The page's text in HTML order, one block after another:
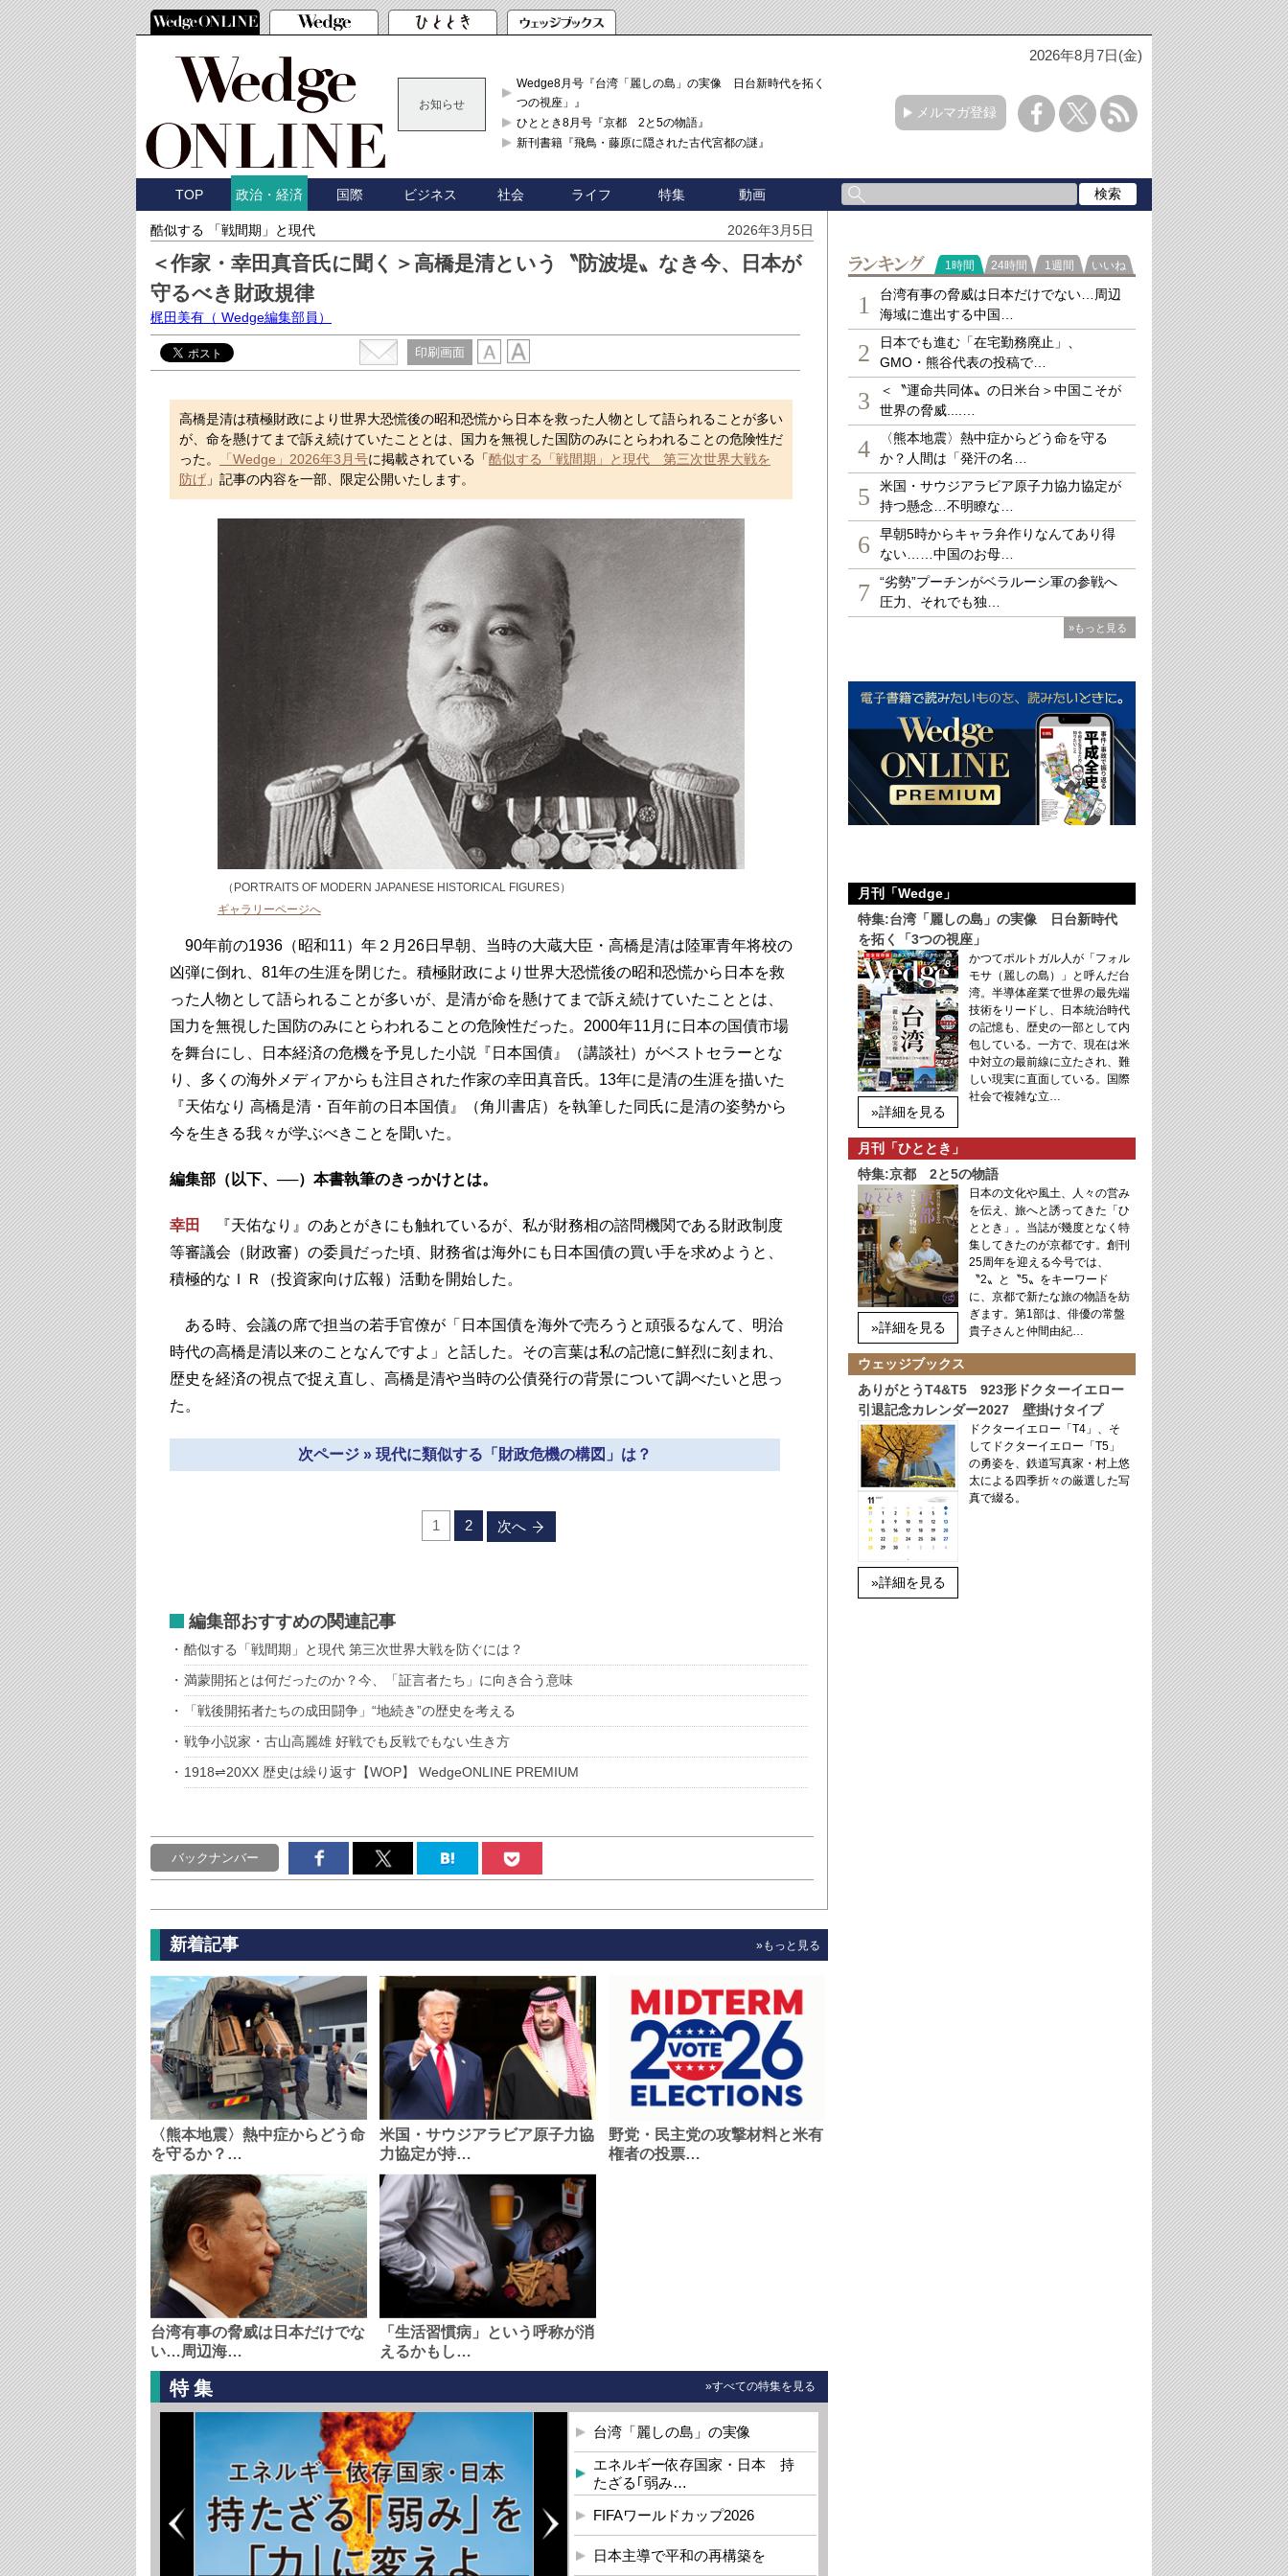
2026年8月7日(金)
お知らせ
Wedge8月号『台湾「麗しの島」の実像 日台新時代を拓く「3
つの視座」』
ひととき8月号『京都 2と5の物語』
新刊書籍『飛鳥・藤原に隠された古代宮都の謎』
メルマガ登録
TOP 政治・経済 国際 ビジネス 社会 ライフ 特集 動画
酷似する 「戦間期」と現代 2026年3月5日
＜作家・幸田真音氏に聞く＞高橋是清という〝防波堤〟なき今、日本が
守るべき財政規律
梶田美有 （ Wedge編集部員）
印刷画面
高橋是清は積極財政により世界大恐慌後の昭和恐慌から日本を救った人物として語られることが多い
が、命を懸けてまで訴え続けていたこととは、国力を無視した国防のみにとらわれることの危険性だ
った。
「Wedge」2026年3月号に掲載されている「酷似する「戦間期」と現代 第三次世界大戦を
防げ 」記事の内容を一部、限定公開いたします。
（PORTRAITS OF MODERN JAPANESE HISTORICAL FIGURES）
ギャラリーページへ
90年前の1936（昭和11）年２月26日早朝、当時の大蔵大臣・高橋是清は陸軍青年将校の
凶弾に倒れ、81年の生涯を閉じた。積極財政により世界大恐慌後の昭和恐慌から日本を救
った人物として語られることが多いが、是清が命を懸けてまで訴え続けていたこととは、
国力を無視した国防のみにとらわれることの危険性だった。2000年11月に日本の国債市場
を舞台にし、日本経済の危機を予見した小説『日本国債』（講談社）がベストセラーとな
り、多くの海外メディアからも注目された作家の幸田真音氏。13年に是清の生涯を描いた
『天佑なり 高橋是清・百年前の日本国債』（角川書店）を執筆した同氏に是清の姿勢から
今を生きる我々が学ぶべきことを聞いた。
編集部（以下、──）本書執筆のきっかけとは。
幸田
『天佑なり』のあとがきにも触れているが、私が財務相の諮問機関である財政制度
等審議会（財政審）の委員だった頃、財務省は海外にも日本国債の買い手を求めようと、
積極的なＩＲ（投資家向け広報）活動を開始した。
ある時、会議の席で担当の若手官僚が「日本国債を海外で売ろうと頑張るなんて、明治
時代の高橋是清以来のことなんですよ」と話した。その言葉は私の記憶に鮮烈に刻まれ、
歴史を経済の視点で捉え直し、高橋是清や当時の公債発行の背景について調べたいと思っ
た。
次ページ » 現代に類似する「財政危機の構図」は？
1 2 次へ
編集部おすすめの関連記事
酷似する「戦間期」と現代 第三次世界大戦を防ぐには？
満蒙開拓とは何だったのか？今、「証言者たち」に向き合う意味
「戦後開拓者たちの成田闘争」“地続き”の歴史を考える
戦争小説家・古山高麗雄 好戦でも反戦でもない生き方
1918⇌20XX 歴史は繰り返す【WOP】 WedgeONLINE PREMIUM
バックナンバー
新着記事 »もっと見る
〈熊本地震〉熱中症からどう命
を守るか？…
米国・サウジアラビア原子力協
力協定が持…
野党・民主党の攻撃材料と米有
権者の投票…
台湾有事の脅威は日本だけでな
い…周辺海…
「生活習慣病」という呼称が消
えるかもし…
特集 »すべての特集を見る
台湾「麗しの島」の実像
エネルギー依存国家・日本 持
たざる｢弱み…
FIFAワールドカップ2026
日本主導で平和の再構築を
ランキング
1時間 24時間 1週間 いいね
1
台湾有事の脅威は日本だけでない…周辺
海域に進出する中国…
2
日本でも進む「在宅勤務廃止」、
GMO・熊谷代表の投稿で…
3
＜〝運命共同体〟の日米台＞中国こそが
世界の脅威....…
4
〈熊本地震〉熱中症からどう命を守る
か？人間は「発汗の名…
5
米国・サウジアラビア原子力協力協定が
持つ懸念…不明瞭な…
6
早朝5時からキャラ弁作りなんてあり得
ない……中国のお母…
7
“劣勢”プーチンがベラルーシ軍の参戦へ
圧力、それでも独…
»もっと見る
月刊「Wedge」
特集:台湾「麗しの島」の実像 日台新時代
を拓く「3つの視座」
»詳細を見る
かつてポルトガル人が「フォル
モサ（麗しの島）」と呼んだ台
湾。半導体産業で世界の最先端
技術をリードし、日本統治時代
の記憶も、歴史の一部として内
包している。一方で、現在は米
中対立の最前線に立たされ、難
しい現実に直面している。国際
社会で複雑な立…
月刊「ひととき」
特集:京都 2と5の物語
»詳細を見る
日本の文化や風土、人々の営み
を伝え、旅へと誘ってきた「ひ
ととき」。当誌が幾度となく特
集してきたのが京都です。創刊
25周年を迎える今号では、
〝2〟と〝5〟をキーワード
に、京都で新たな旅の物語を紡
ぎます。第1部は、俳優の常盤
貴子さんと仲間由紀…
ウェッジブックス
ありがとうT4&T5 923形ドクターイエロー
引退記念カレンダー2027 壁掛けタイプ
»詳細を見る
ドクターイエロー「T4」、そ
してドクターイエロー「T5」
の勇姿を、鉄道写真家・村上悠
太による四季折々の厳選した写
真で綴る。